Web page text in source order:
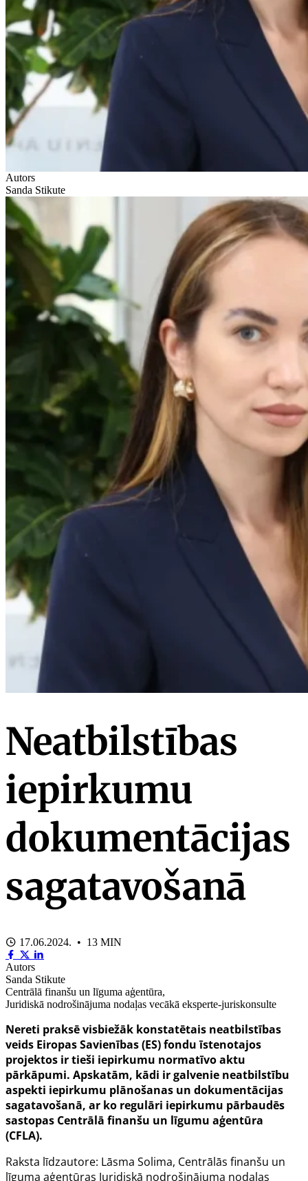
Autors
Sanda Stikute
Neatbilstības
iepirkumu
dokumentācijas
sagatavošanā
17.06.2024. • 13 MIN
Autors
Sanda Stikute
Centrālā finanšu un līguma aģentūra,
Juridiskā nodrošinājuma nodaļas vecākā eksperte-juriskonsulte
Nereti praksē visbiežāk konstatētais neatbilstības
veids Eiropas Savienības (ES) fondu īstenotajos
projektos ir tieši iepirkumu normatīvo aktu
pārkāpumi. Apskatām, kādi ir galvenie neatbilstību
aspekti iepirkumu plānošanas un dokumentācijas
sagatavošanā, ar ko regulāri iepirkumu pārbaudēs
sastopas Centrālā finanšu un līgumu aģentūra
(CFLA).
Raksta līdzautore: Lāsma Solima, Centrālās finanšu un
līguma aģentūras Juridiskā nodrošinājuma nodaļas